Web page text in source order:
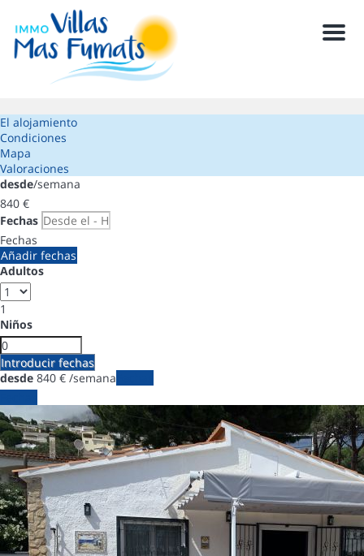
Menu
El alojamiento
Condiciones
Mapa
Valoraciones
desde/semana
840 €
Fechas
Fechas
Añadir fechas
Adultos
1
Niños
Introducir fechas
desde 840 € /semana